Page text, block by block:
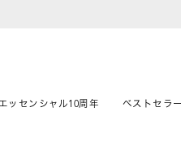
エッセンシャル10周年 ベストセラー